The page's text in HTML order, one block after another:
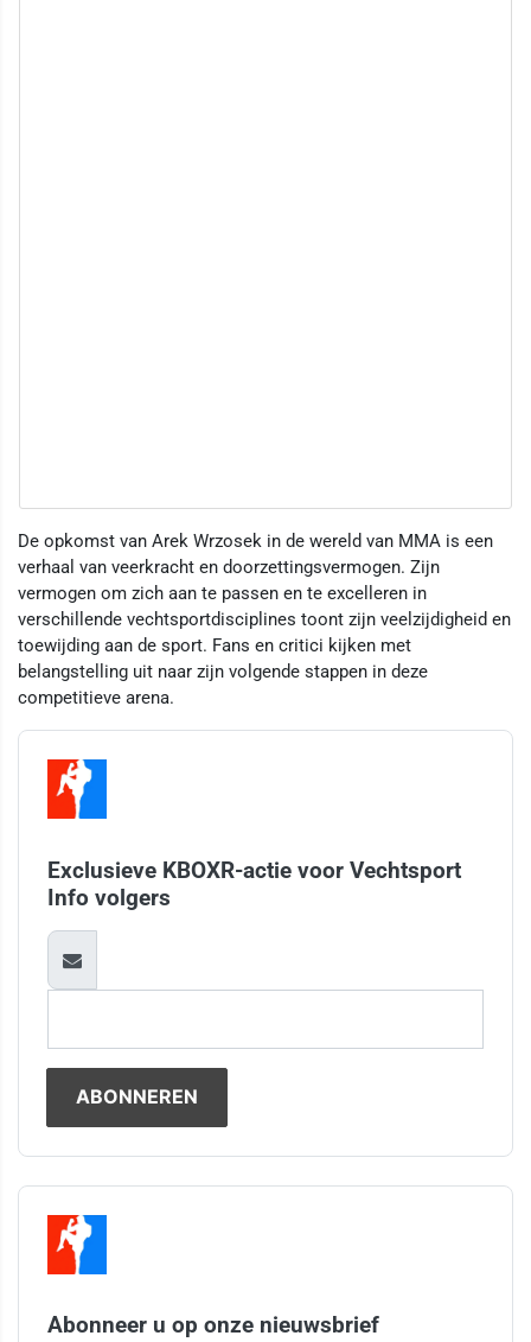
De opkomst van Arek Wrzosek in de wereld van MMA is een
verhaal van veerkracht en doorzettingsvermogen. Zijn
vermogen om zich aan te passen en te excelleren in
verschillende vechtsportdisciplines toont zijn veelzijdigheid en
toewijding aan de sport. Fans en critici kijken met
belangstelling uit naar zijn volgende stappen in deze
competitieve arena.
Exclusieve KBOXR-actie voor Vechtsport
Info volgers
Abonneer u op onze nieuwsbrief